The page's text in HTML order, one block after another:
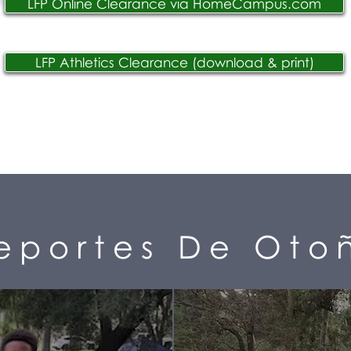
LFP Online Clearance via HomeCampus.com
LFP Athletics Clearance (download & print)
De